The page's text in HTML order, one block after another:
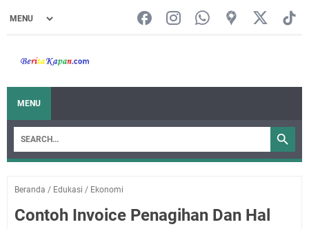
MENU
Beranda / Edukasi / Ekonomi
Contoh Invoice Penagihan Dan Hal